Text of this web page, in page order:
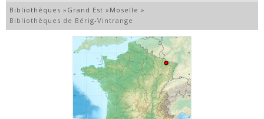
Bibliothèques » Grand Est » Moselle »
Bibliothèques de Bérig-Vintrange